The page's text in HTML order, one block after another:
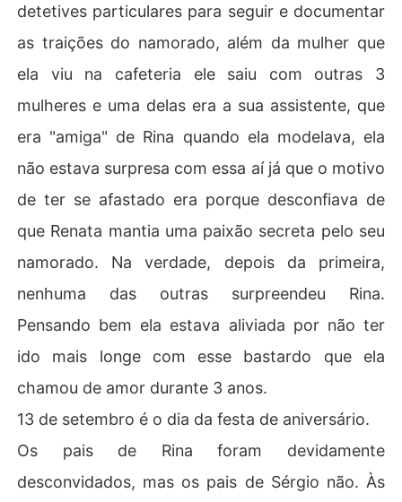
detetives particulares para seguir e documentar
as traições do namorado, além da mulher que
ela viu na cafeteria ele saiu com outras 3
mulheres e uma delas era a sua assistente, que
era "amiga" de Rina quando ela modelava, ela
não estava surpresa com essa aí já que o motivo
de ter se afastado era porque desconfiava de
que Renata mantia uma paixão secreta pelo seu
namorado. Na verdade, depois da primeira,
nenhuma das outras surpreendeu Rina.
Pensando bem ela estava aliviada por não ter
ido mais longe com esse bastardo que ela
chamou de amor durante 3 anos.
13 de setembro é o dia da festa de aniversário.
Os pais de Rina foram devidamente
desconvidados, mas os pais de Sérgio não. Às